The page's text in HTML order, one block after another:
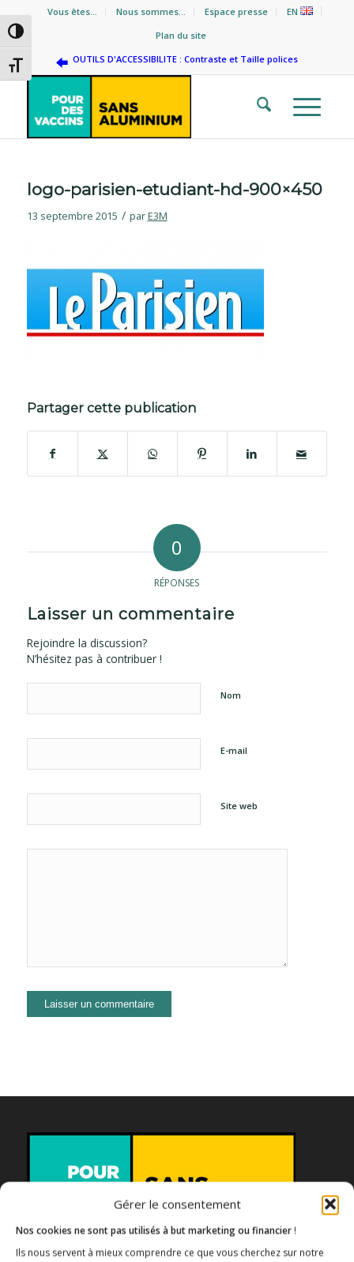
Gérer le consentement
Nos cookies ne sont pas utilisés à but marketing ou financier !
Ils nous servent à mieux comprendre ce que vous cherchez sur notre
Passer en contraste élevé
Changer la taille de la police
Vous êtes… Nous sommes… Espace presse
EN
Plan du site
OUTILS D'ACCESSIBILITE : Contraste et Taille polices
logo-parisien-etudiant-hd-900×450
13 septembre 2015 / parE3M
Partager cette publication
0
RÉPONSES
Laisser un commentaire
Rejoindre la discussion?
N’hésitez pas à contribuer !
Nom
E-mail
Site web